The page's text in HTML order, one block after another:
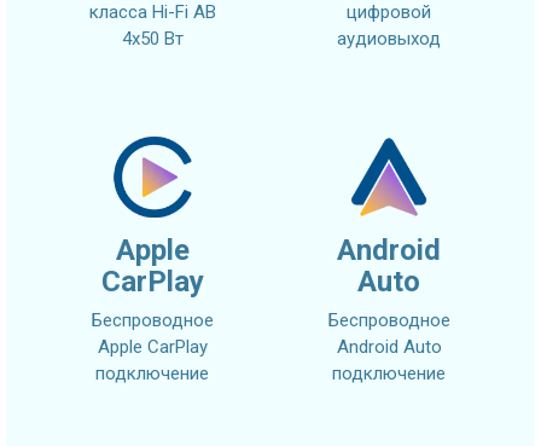
класса Hi-Fi AB
4x50 Вт
цифровой
аудиовыход
Apple
CarPlay
Беспроводное
Apple CarPlay
подключение
Android
Auto
Беспроводное
Android Auto
подключение